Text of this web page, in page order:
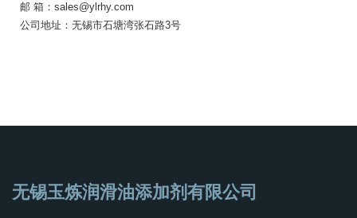
邮 箱： sales@ylrhy.com
公司地址：无锡市石塘湾张石路3号
无锡玉炼润滑油添加剂有限公司